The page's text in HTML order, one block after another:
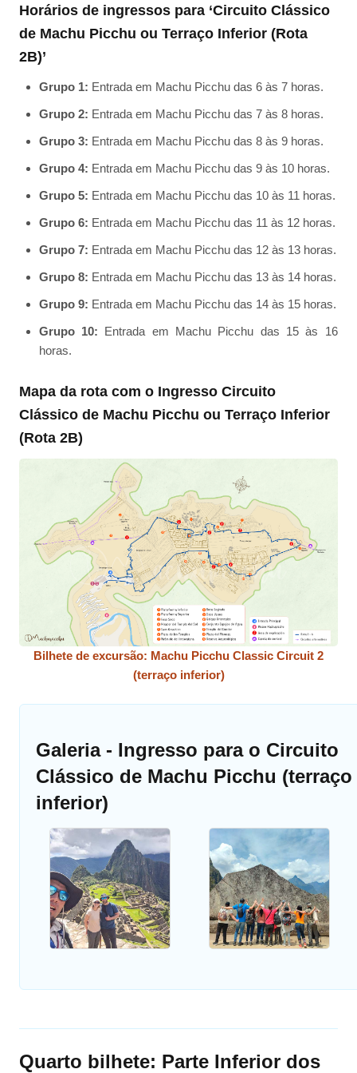
Horários de ingressos para ‘Circuito Clássico
de Machu Picchu ou Terraço Inferior (Rota
2B)’
Grupo 1: Entrada em Machu Picchu das 6 às 7 horas.
Grupo 2: Entrada em Machu Picchu das 7 às 8 horas.
Grupo 3: Entrada em Machu Picchu das 8 às 9 horas.
Grupo 4: Entrada em Machu Picchu das 9 às 10 horas.
Grupo 5: Entrada em Machu Picchu das 10 às 11 horas.
Grupo 6: Entrada em Machu Picchu das 11 às 12 horas.
Grupo 7: Entrada em Machu Picchu das 12 às 13 horas.
Grupo 8: Entrada em Machu Picchu das 13 às 14 horas.
Grupo 9: Entrada em Machu Picchu das 14 às 15 horas.
Grupo 10: Entrada em Machu Picchu das 15 às 16
horas.
Mapa da rota com o Ingresso Circuito
Clássico de Machu Picchu ou Terraço Inferior
(Rota 2B)
Bilhete de excursão: Machu Picchu Classic Circuit 2
(terraço inferior)
Galeria - Ingresso para o Circuito
Clássico de Machu Picchu (terraço
inferior)
Quarto bilhete: Parte Inferior dos